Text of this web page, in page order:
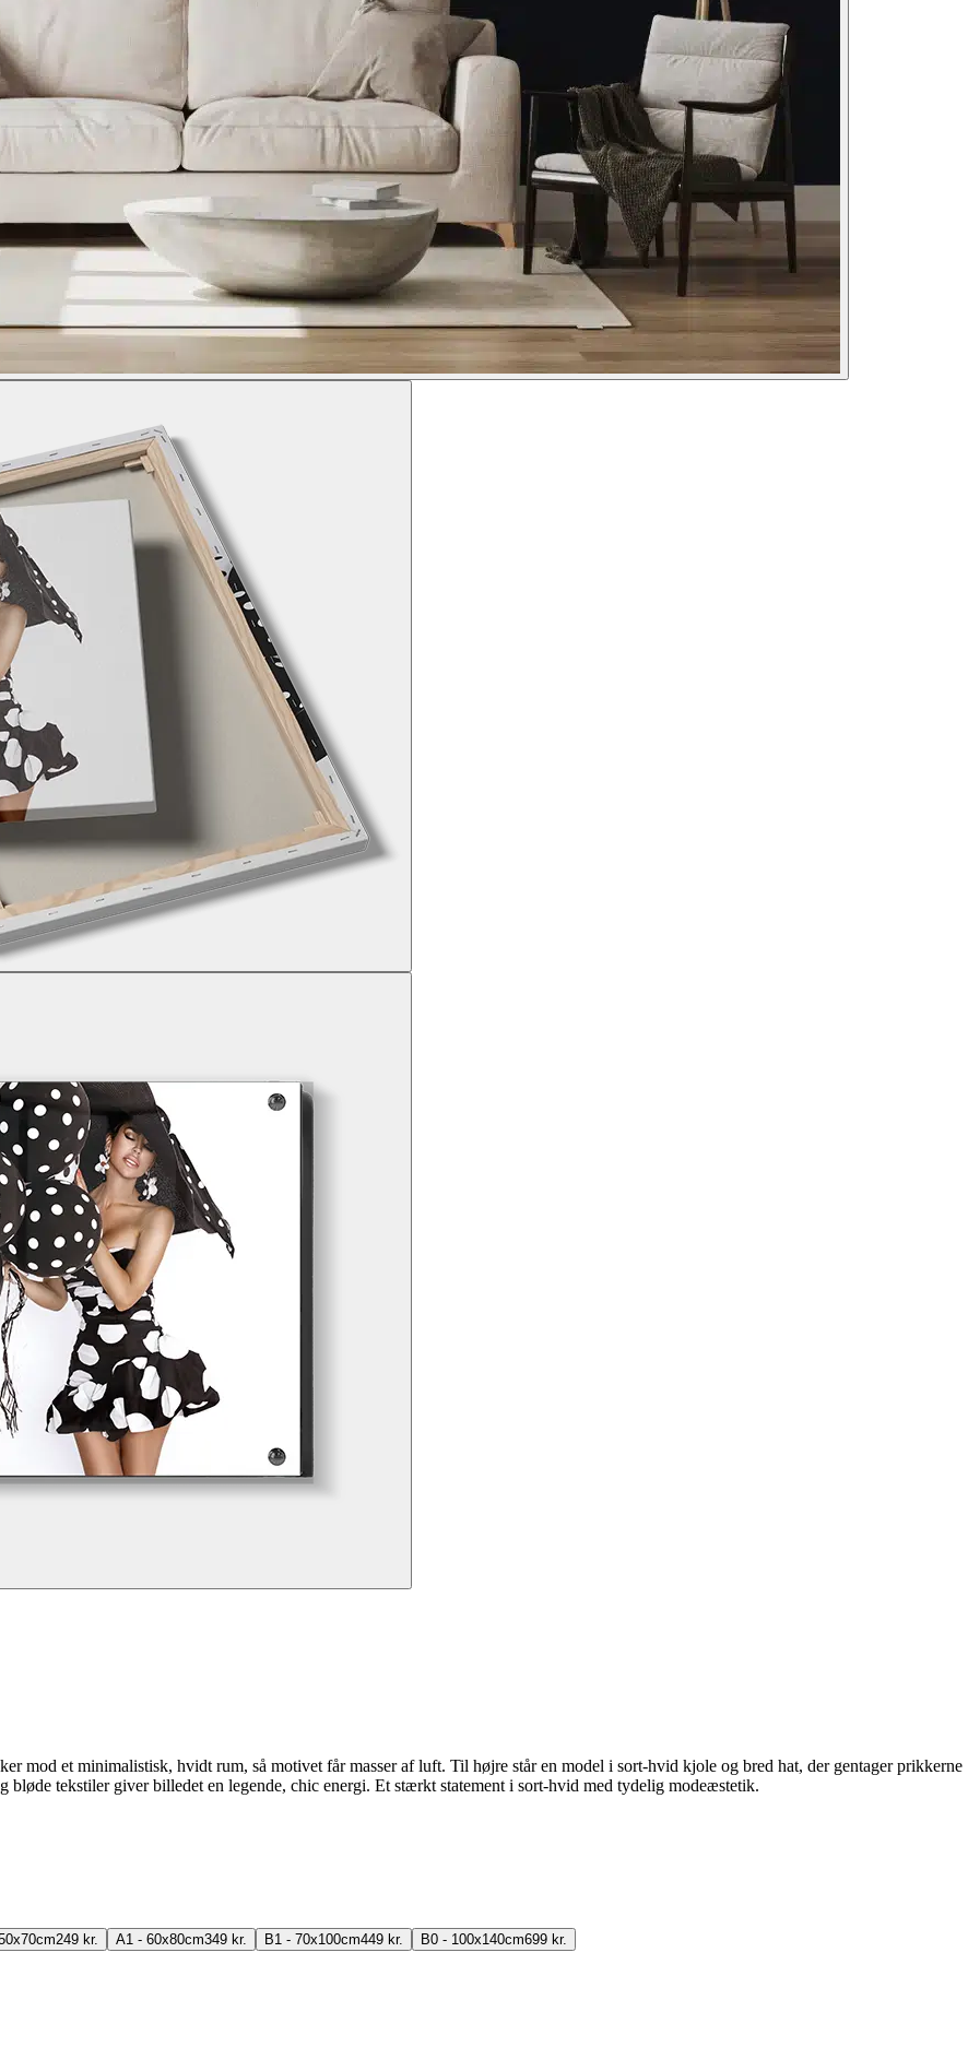
mod et minimalistisk, hvidt rum, så motivet får masser af luft. Til højre står en model i sort-hvid kjole og bred hat, der gentager prikkerne
tekstiler giver billedet en legende, chic energi. Et stærkt statement i sort-hvid med tydelig modeæstetik.
249 kr. A1 - 60x80cm349 kr. B1 - 70x100cm449 kr. B0 - 100x140cm699 kr.